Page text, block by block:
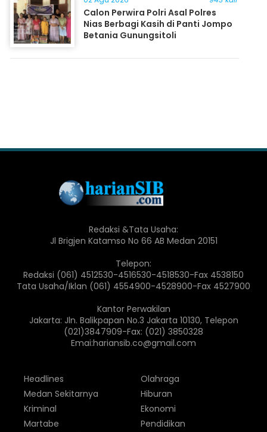
Calon Perwira Polri Asal Polres
Nias Berbagi Kasih di Panti Jompo
Betania Gunungsitoli
Redaksi &Tata Usaha:
Jl Brigjen Katamso No 66 AB Medan 20151
Telepon:
Redaksi (061) 4512530-4516530-4518530-Fax 4538150
Tata Usaha/Iklan (061) 4554900-4528900-Fax 4527900
Kantor Perwakilan
Jakarta: Jln. Balikpapan No.3 Jakarta 10130, Telepon
(021)3847909-Fax: (021) 3850328
Emai:hariansib.co@gmail.com
Headlines
Medan Sekitarnya
Kriminal
Martabe
Olahraga
Hiburan
Ekonomi
Pendidikan